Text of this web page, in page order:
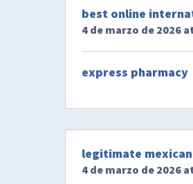
best online
4 de marzo de 2026
express pharmacy
legitimate
4 de marzo de 2026